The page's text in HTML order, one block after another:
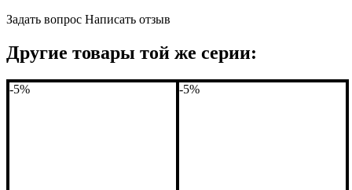
Задать вопрос Написать отзыв
Другие товары той же серии:
-5% -5%